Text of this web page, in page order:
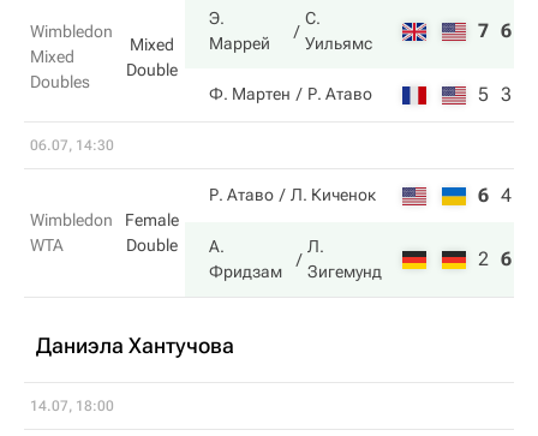
Wimbledon
Mixed
Doubles
Mixed
Double
Э.
Маррей
С.
Уильямс
7 6
Ф. Мартен Р. Атаво 5 3
06.07, 14:30
Wimbledon
WTA
Female
Double
Р. Атаво Л. Киченок 6 4
А.
Фридзам
Л.
Зигемунд
2 6
Даниэла Хантучова
14.07, 18:00